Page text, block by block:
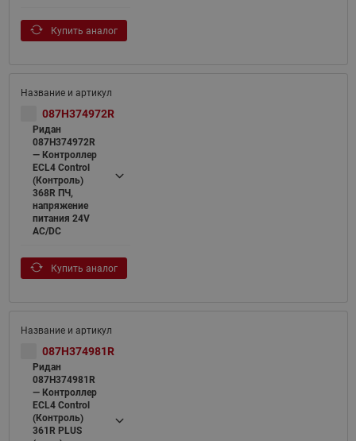
Купить аналог
087H374972R
Ридан
087H374972R
— Контроллер
ECL4 Control
(Контроль)
368R ПЧ,
напряжение
питания 24V
AC/DC
Купить аналог
087H374981R
Ридан
087H374981R
— Контроллер
ECL4 Control
(Контроль)
361R PLUS